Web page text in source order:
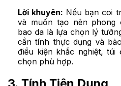
Lời khuyên: Nếu bạn coi
và muốn tạo nên phong
bao da là lựa chọn lý
cần tính thực dụng và
điều kiện khắc nghiệt,
chọn phù hợp.
3. Tính Tiện Dụng